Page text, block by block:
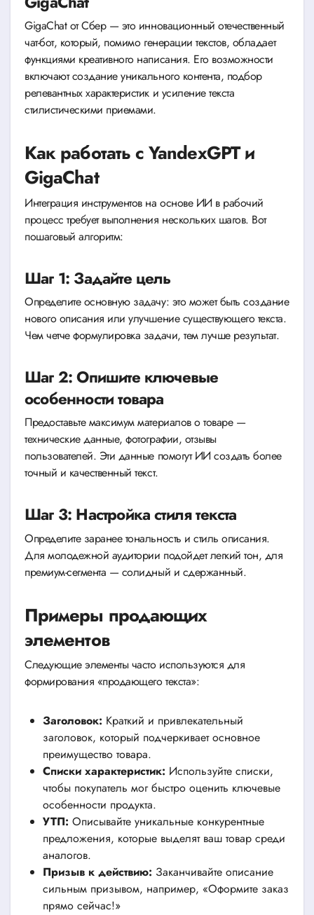
GigaChat от Сбер — это инновационный отечественный
чат-бот, который, помимо генерации текстов, обладает
функциями креативного написания. Его возможности
включают создание уникального контента, подбор
релевантных характеристик и усиление текста
стилистическими приемами.
Как работать с YandexGPT и
GigaChat
Интеграция инструментов на основе ИИ в рабочий
процесс требует выполнения нескольких шагов. Вот
пошаговый алгоритм:
Шаг 1: Задайте цель
Определите основную задачу: это может быть создание
нового описания или улучшение существующего текста.
Чем четче формулировка задачи, тем лучше результат.
Шаг 2: Опишите ключевые
особенности товара
Предоставьте максимум материалов о товаре —
технические данные, фотографии, отзывы
пользователей. Эти данные помогут ИИ создать более
точный и качественный текст.
Шаг 3: Настройка стиля текста
Определите заранее тональность и стиль описания.
Для молодежной аудитории подойдет легкий тон, для
премиум-сегмента — солидный и сдержанный.
Примеры продающих
элементов
Следующие элементы часто используются для
формирования «продающего текста»:
Заголовок: Краткий и привлекательный
заголовок, который подчеркивает основное
преимущество товара.
Списки характеристик: Используйте списки,
чтобы покупатель мог быстро оценить ключевые
особенности продукта.
УТП: Описывайте уникальные конкурентные
предложения, которые выделят ваш товар среди
аналогов.
Призыв к действию: Заканчивайте описание
сильным призывом, например, «Оформите заказ
прямо сейчас!»